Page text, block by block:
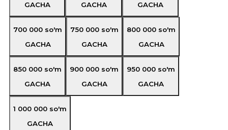
GACHA
GACHA
GACHA
700 000 so'm
GACHA
750 000 so'm
GACHA
800 000 so'm
GACHA
850 000 so'm
GACHA
900 000 so'm
GACHA
950 000 so'm
GACHA
1 000 000 so'm
GACHA